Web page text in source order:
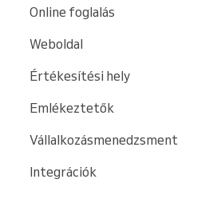
Online foglalás
Weboldal
Értékesítési hely
Emlékeztetők
Vállalkozásmenedzsment
Integrációk